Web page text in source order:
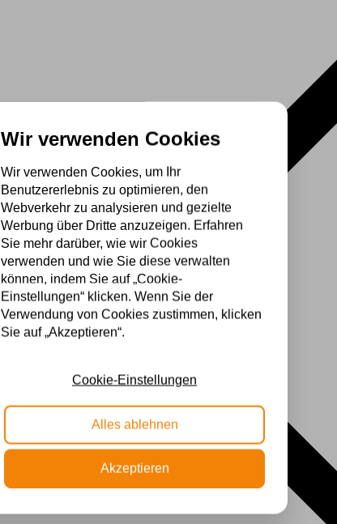
Wir verwenden Cookies
Wir verwenden Cookies, um Ihr
Benutzererlebnis zu optimieren, den
Webverkehr zu analysieren und gezielte
Werbung über Dritte anzuzeigen. Erfahren
Sie mehr darüber, wie wir Cookies
verwenden und wie Sie diese verwalten
können, indem Sie auf „Cookie-
Einstellungen“ klicken. Wenn Sie der
Verwendung von Cookies zustimmen, klicken
Sie auf „Akzeptieren“.
Cookie-Einstellungen
Alles ablehnen
Akzeptieren